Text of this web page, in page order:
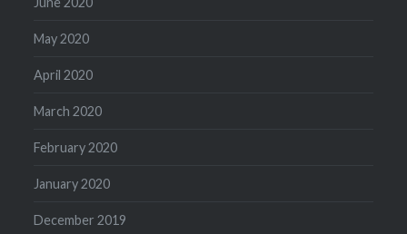
May 2020
April 2020
March 2020
February 2020
January 2020
December 2019